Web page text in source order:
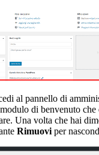
al pannello di
di benvenuto
Una volta che hai
Rimuovi per